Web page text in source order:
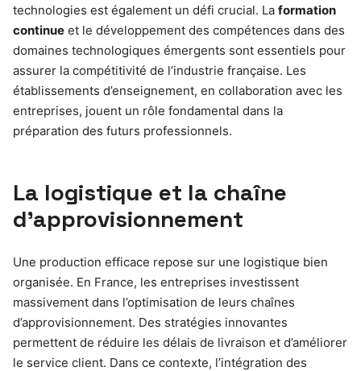
technologies est également un défi crucial. La formation
continue et le développement des compétences dans des
domaines technologiques émergents sont essentiels pour
assurer la compétitivité de l’industrie française. Les
établissements d’enseignement, en collaboration avec les
entreprises, jouent un rôle fondamental dans la
préparation des futurs professionnels.
La logistique et la chaîne
d’approvisionnement
Une production efficace repose sur une logistique bien
organisée. En France, les entreprises investissent
massivement dans l’optimisation de leurs chaînes
d’approvisionnement. Des stratégies innovantes
permettent de réduire les délais de livraison et d’améliorer
le service client. Dans ce contexte, l’intégration des